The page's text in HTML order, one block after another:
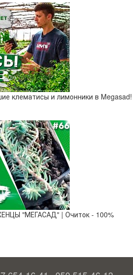
клематисы и лимонники в Megasad!
"МЕГАСАД" | Очиток - 100%